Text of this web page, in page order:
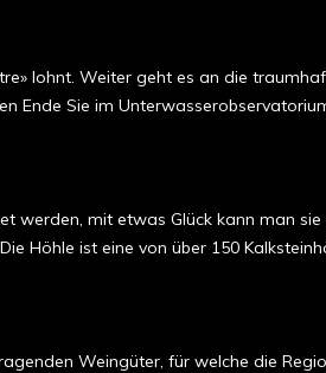
lohnt. Weiter geht es an die
Ende Sie im
werden, mit etwas Glück kann man
Höhle ist eine von über 150
Weingüter, für welche die